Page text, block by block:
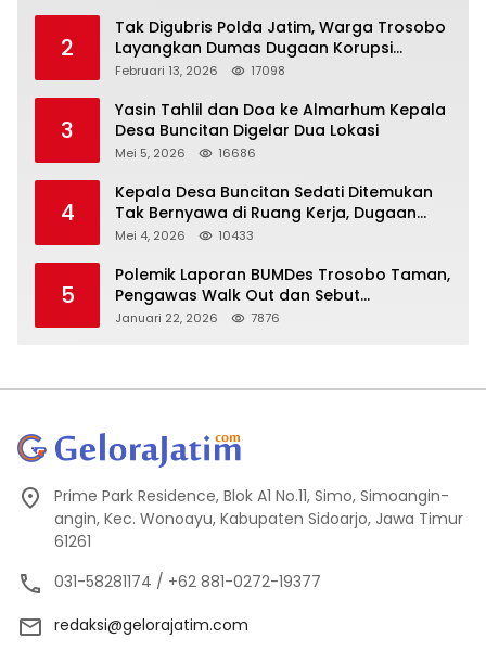
2
Tak Digubris Polda Jatim, Warga Trosobo
Layangkan Dumas Dugaan Korupsi
Oknum DPRD Sidoarjo ke Kapolri
Februari 13, 2026 17098
3
Yasin Tahlil dan Doa ke Almarhum Kepala
Desa Buncitan Digelar Dua Lokasi
Mei 5, 2026 16686
4
Kepala Desa Buncitan Sedati Ditemukan
Tak Bernyawa di Ruang Kerja, Dugaan
Bunuh Diri Menguat
Mei 4, 2026 10433
5
Polemik Laporan BUMDes Trosobo Taman,
Pengawas Walk Out dan Sebut
Kejanggalan
Januari 22, 2026 7876
Prime Park Residence, Blok A1 No.11, Simo, Simoangin-
angin, Kec. Wonoayu, Kabupaten Sidoarjo, Jawa Timur
61261
031-58281174 / +62 881-0272-19377
redaksi@gelorajatim.com